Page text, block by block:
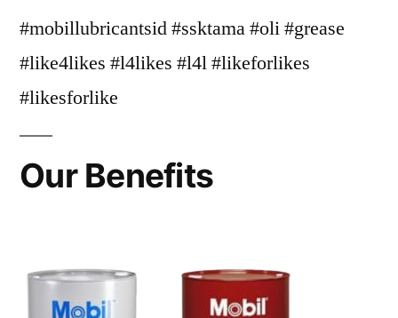
#mobillubricantsid #ssktama #oli #grease
#like4likes #l4likes #l4l #likeforlikes
#likesforlike
Our Benefits